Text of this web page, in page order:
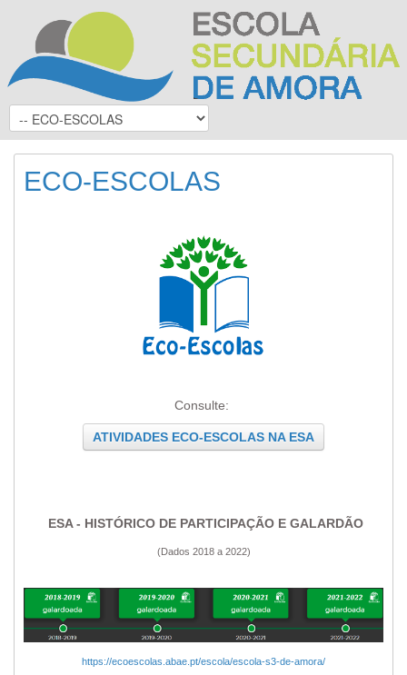
ECO-ESCOLAS
Consulte:
ATIVIDADES ECO-ESCOLAS NA ESA
ESA - HISTÓRICO DE PARTICIPAÇÃO E GALARDÃO
(Dados 2018 a 2022)
https://ecoescolas.abae.pt/escola/escola-s3-de-amora/